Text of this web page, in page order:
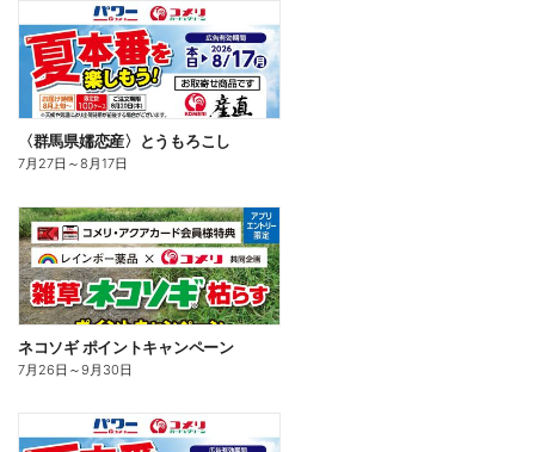
〈群馬県嬬恋産〉とうもろこし
7月27日 ～8月17日
ネコソギ ポイントキャンペーン
7月26日 ～9月30日